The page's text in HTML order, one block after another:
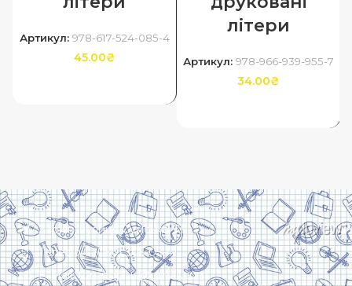
Артикул: 978-617-524-085-4
45.00₴
літери
Артикул: 978-966-939-955-7
34.00₴
Харків, вулиця Сумська, 13
Телефон: (050) 305-05-41
E-Mail: torsingplus@gmail.com